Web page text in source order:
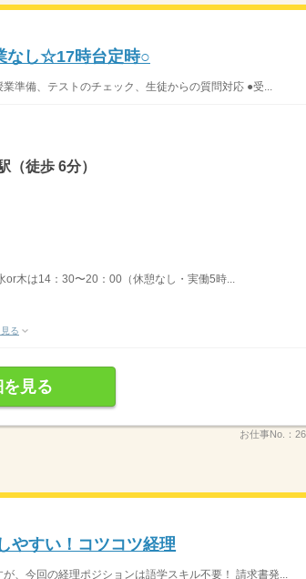
なし☆17時台定時○
準備、テストのチェック、生徒からの質問対応 ●受...
（徒歩 6分）
木は14：30〜20：00（休憩なし・実働5時...
る
見る
お仕事No.：
やすい！コツコツ経理
、今回の経理ポジションは語学スキル不要！ 請求書発...